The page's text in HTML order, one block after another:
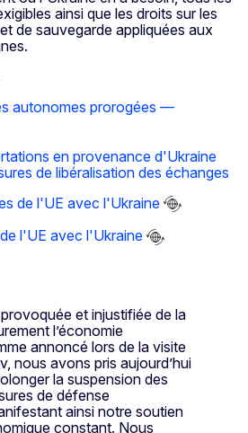
ainsi que les droits sur les
de sauvegarde appliquées aux
autonomes prorogées —
en provenance d'Ukraine
de libéralisation des échanges
de l'UE avec l'Ukraine
l'UE avec l'Ukraine
provoquée et injustifiée de la
l’économie
annoncé lors de la visite
nous avons pris aujourd’hui
la suspension des
de défense
ainsi notre soutien
constant. Nous